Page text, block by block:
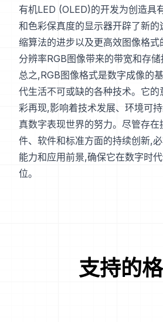
有机LED (OLED)的开发为创造具
和色彩保真度的显示器开辟了新
缩算法的进步以及更高效图像格
分辨率RGB图像带来的带宽和存储
总之,RGB图像格式是数字成像的
代生活不可或缺的各种技术。它
彩再现,影响着技术发展、环境可
真数字表现世界的努力。尽管存
件、软件和标准方面的持续创新,
能力和应用前景,确保它在数字时
位。
支持的